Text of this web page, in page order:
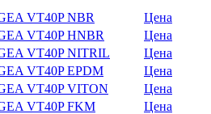
VT40P NBR
Цена
VT40P HNBR
Цена
VT40P NITRIL
Цена
VT40P EPDM
Цена
VT40P VITON
Цена
VT40P FKM
Цена